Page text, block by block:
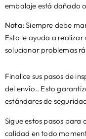
embalaje está dañado
Nota: Siempre debe
Esto le ayuda a
solucionar problemas
Finalice sus pasos de
del envío.. Esto
estándares de
Sigue estos pasos para
calidad en todo